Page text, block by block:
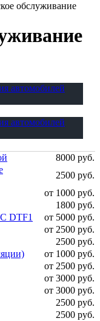
обслуживание
автомобилей
автомобилей
8000 руб.
2500 руб.
от 1000 руб.
1800 руб.
DTF1
от 5000 руб.
от 2500 руб.
2500 руб.
от 1000 руб.
от 2500 руб.
от 3000 руб.
от 3000 руб.
2500 руб.
2500 руб.